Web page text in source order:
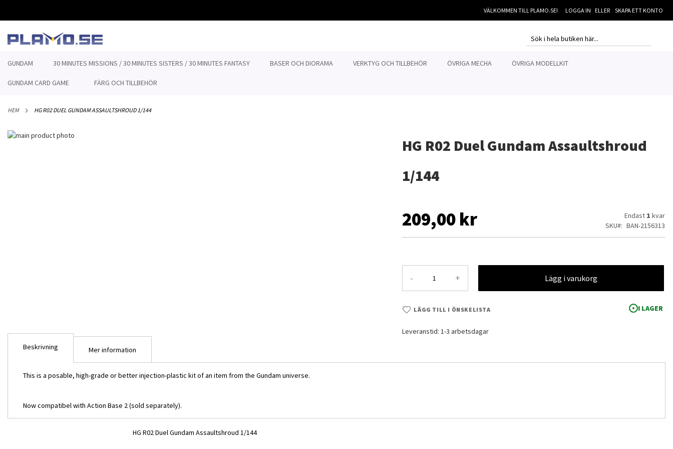
TILL
VÄLKOMMEN TILL PLAMO.SE! LOGGA IN SKAPA ETT KONTO
SEARCH
GUNDAM
30 MINUTES MISSIONS / 30 MINUTES SISTERS / 30 MINUTES FANTASY BASER OCH DIORAMA VERKTYG OCH TILLBEHÖR ÖVRIGA MECHA ÖVRIGA MODELLKIT
GUNDAM CARD GAME FÄRG OCH TILLBEHÖR
HEM HG R02 DUEL GUNDAM ASSAULTSHROUD 1/144
HG R02 Duel Gundam Assaultshroud
1/144
209,00 kr Endast 1 kvar
SKU
BAN-2156313
- + Lägg i varukorg
LÄGG TILL I ÖNSKELISTA I LAGER
Leveranstid: 1-3 arbetsdagar
Hoppa
HG R02 Duel Gundam Assaultshroud 1/144
Beskrivning
This is a posable, high-grade or better injection-plastic kit of an item from the Gundam universe.
Now compatibel with Action Base 2 (sold separately).
Mer information